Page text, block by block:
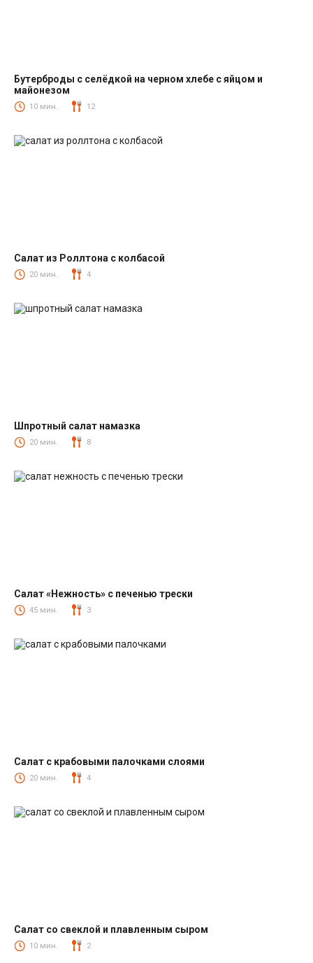
Закуски
Бутерброды с селёдкой на черном хлебе с яйцом и
майонезом
10 мин. 12
Салаты с колбасой
Салат из Роллтона с колбасой
20 мин. 4
Салаты со шпротами
Шпротный салат намазка
20 мин. 8
Салаты из печени трески
Салат «Нежность» с печенью трески
45 мин. 3
Салаты с крабовыми палочками
Салат с крабовыми палочками слоями
20 мин. 4
Салаты со свеклой
Салат со свеклой и плавленным сыром
10 мин. 2